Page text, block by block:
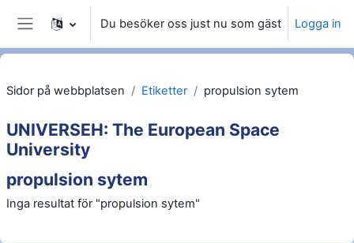
Gå direkt till huvudinnehåll
Du besöker oss just nu som gäst Logga in
Sidor på webbplatsen Etiketter propulsion sytem
UNIVERSEH: The European Space
University
propulsion sytem
Inga resultat för "propulsion sytem"